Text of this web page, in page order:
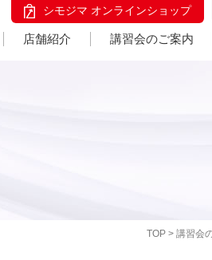
シモジマ オンラインショップ
店舗紹介 講習会のご案内
TOP > 講習会